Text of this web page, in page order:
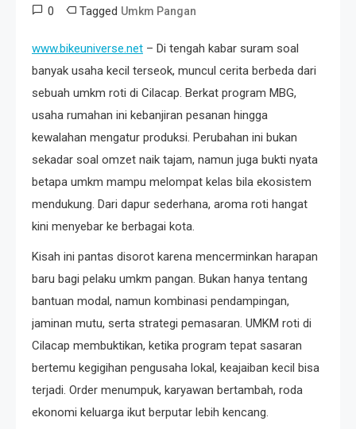
0 Tagged Umkm Pangan
www.bikeuniverse.net – Di tengah kabar suram soal
banyak usaha kecil terseok, muncul cerita berbeda dari
sebuah umkm roti di Cilacap. Berkat program MBG,
usaha rumahan ini kebanjiran pesanan hingga
kewalahan mengatur produksi. Perubahan ini bukan
sekadar soal omzet naik tajam, namun juga bukti nyata
betapa umkm mampu melompat kelas bila ekosistem
mendukung. Dari dapur sederhana, aroma roti hangat
kini menyebar ke berbagai kota.
Kisah ini pantas disorot karena mencerminkan harapan
baru bagi pelaku umkm pangan. Bukan hanya tentang
bantuan modal, namun kombinasi pendampingan,
jaminan mutu, serta strategi pemasaran. UMKM roti di
Cilacap membuktikan, ketika program tepat sasaran
bertemu kegigihan pengusaha lokal, keajaiban kecil bisa
terjadi. Order menumpuk, karyawan bertambah, roda
ekonomi keluarga ikut berputar lebih kencang.